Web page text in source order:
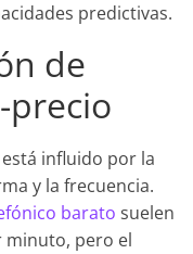
predictivas.
de
influido por la
y la frecuencia.
barato suelen
minuto, pero el